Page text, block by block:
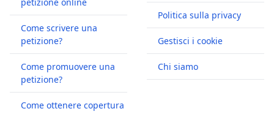
Come scrivere una
petizione?
Come promuovere una
petizione?
Come ottenere copertura
Politica sulla privacy
Gestisci i cookie
Chi siamo